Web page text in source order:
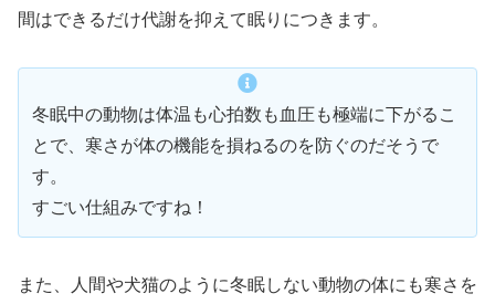
間はできるだけ代謝を抑えて眠りにつきます。
冬眠中の動物は体温も心拍数も血圧も極端に下がるこ
とで、寒さが体の機能を損ねるのを防ぐのだそうで
す。
すごい仕組みですね！
また、人間や犬猫のように冬眠しない動物の体にも寒さを